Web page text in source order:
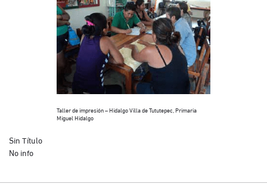
Taller de impresión – Hidalgo Villa de Tututepec, Primaria
Miguel Hidalgo
Sin Título
No info